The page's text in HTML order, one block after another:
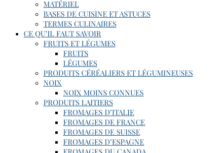
MATÉRIEL
BASES DE CUISINE ET ASTUCES
TERMES CULINAIRES
CE QU’IL FAUT SAVOIR
FRUITS ET LÉGUMES
FRUITS
LÉGUMES
PRODUITS CÉRÉALIERS ET LÉGUMINEUSES
NOIX
NOIX MOINS CONNUES
PRODUITS LAITIERS
FROMAGES D’ITALIE
FROMAGES DE FRANCE
FROMAGES DE SUISSE
FROMAGES D’ESPAGNE